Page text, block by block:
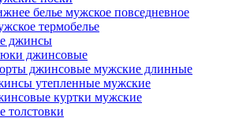
белье мужское повседневное
термобелье
джинсы
джинсовые
джинсовые мужские длинные
утепленные мужские
куртки мужские
толстовки